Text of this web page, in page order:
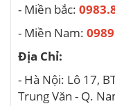
- Miền bắc:
- Miền Nam:
Địa Chỉ:
- Hà Nội: Lô 17,
Trung Văn - Q.